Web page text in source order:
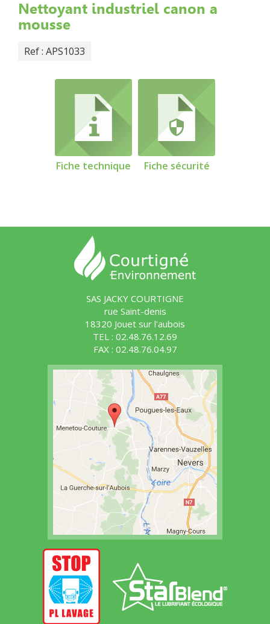
Nettoyant industriel canon a
mousse
Ref : APS1033
Fiche technique Fiche sécurité
SAS JACKY COURTIGNE
rue Saint-denis
18320 Jouet sur l'aubois
TEL : 02.48.76.12.69
FAX : 02.48.76.04.97